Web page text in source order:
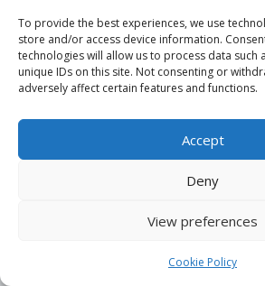
To provide the best experiences, we use
store and/or access device information.
technologies will allow us to process data such
unique IDs on this site. Not consenting or
adversely affect certain features and functions.
Accept
Deny
View preferences
Cookie Policy
Τηλ. Επικοινωνίας
+30 213 033 6501
info@pmalamos.gr
All Rights Reserved. |